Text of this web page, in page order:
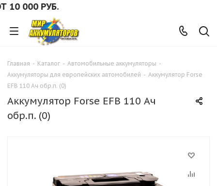
000 РУБ.
Главная - Каталог - Автомобильные аккумуляторы -
Аккумуляторы для европейских автомобилей - Аккумулятор Forse
EFB 110 Ач обр.п. (0)
Аккумулятор Forse EFB 110 Ач
обр.п. (0)